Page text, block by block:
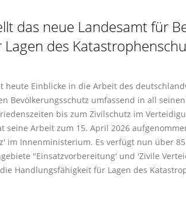
das neue Landesamt für
des
Einblicke in die Arbeit des
Bevölkerungsschutz umfassend in all
bis zum Zivilschutz im
seine Arbeit zum 15. April 2026
im Innenministerium. Es verfügt nun über
"Einsatzvorbereitung' und 'Zivile
Handlungsfähigkeit für Lagen des